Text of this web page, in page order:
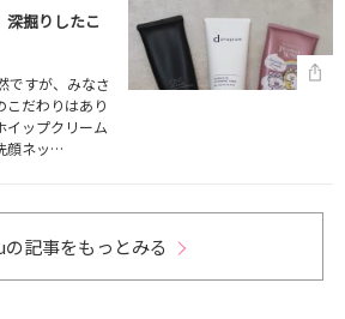
深掘りしたこ
ですが、みなさ
こだわりはあり
イップクリーム
顔ネッ…
記事をもっとみる